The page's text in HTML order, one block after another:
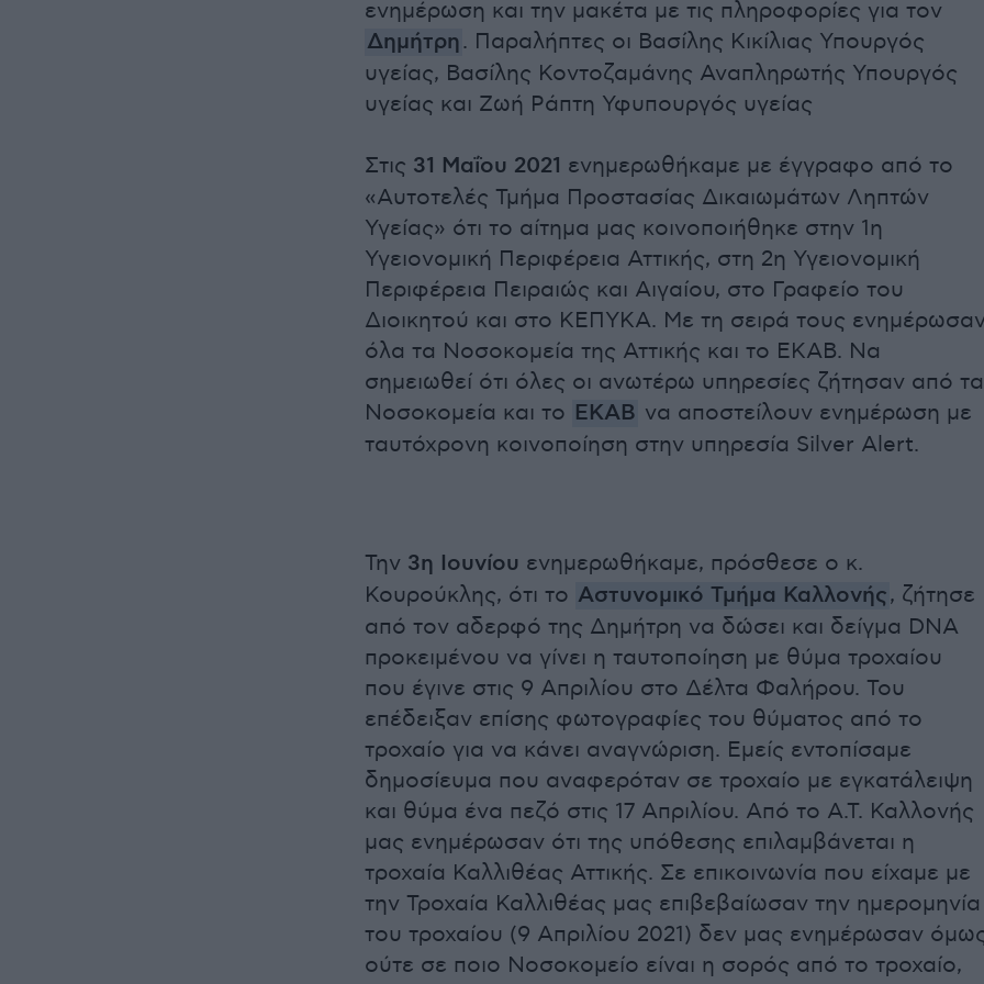
ενημέρωση και την μακέτα με τις πληροφορίες για τον
Δημήτρη. Παραλήπτες οι Βασίλης Κικίλιας Υπουργός
υγείας, Βασίλης Κοντοζαμάνης Αναπληρωτής Υπουργός
υγείας και Ζωή Ράπτη Υφυπουργός υγείας
Στις 31 Μαΐου 2021 ενημερωθήκαμε με έγγραφο από το
«Αυτοτελές Τμήμα Προστασίας Δικαιωμάτων Ληπτών
Υγείας» ότι το αίτημα μας κοινοποιήθηκε στην 1η
Υγειονομική Περιφέρεια Αττικής, στη 2η Υγειονομική
Περιφέρεια Πειραιώς και Αιγαίου, στο Γραφείο του
Διοικητού και στο ΚΕΠΥΚΑ. Με τη σειρά τους
όλα τα Νοσοκομεία της Αττικής και το ΕΚΑΒ. Να
σημειωθεί ότι όλες οι ανωτέρω υπηρεσίες ζήτησαν από τα
Νοσοκομεία και το ΕΚΑΒ να αποστείλουν ενημέρωση με
ταυτόχρονη κοινοποίηση στην υπηρεσία Silver Alert.
Την 3η Ιουνίου ενημερωθήκαμε, πρόσθεσε ο κ.
Κουρούκλης, ότι το Αστυνομικό Τμήμα Καλλονής, ζήτησε
από τον αδερφό της Δημήτρη να δώσει και δείγμα DNA
προκειμένου να γίνει η ταυτοποίηση με θύμα τροχαίου
που έγινε στις 9 Απριλίου στο Δέλτα Φαλήρου. Του
επέδειξαν επίσης φωτογραφίες του θύματος από το
τροχαίο για να κάνει αναγνώριση. Εμείς εντοπίσαμε
δημοσίευμα που αναφερόταν σε τροχαίο με εγκατάλειψη
και θύμα ένα πεζό στις 17 Απριλίου. Από το Α.Τ. Καλλονής
μας ενημέρωσαν ότι της υπόθεσης επιλαμβάνεται η
τροχαία Καλλιθέας Αττικής. Σε επικοινωνία που είχαμε με
την Τροχαία Καλλιθέας μας επιβεβαίωσαν την ημερομηνία
του τροχαίου (9 Απριλίου 2021) δεν μας ενημέρωσαν
ούτε σε ποιο Νοσοκομείο είναι η σορός από το τροχαίο,